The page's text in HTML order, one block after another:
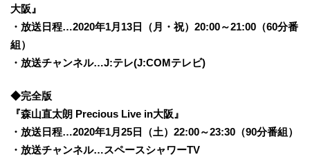
大阪』
・放送日程…2020年1月13日（月・祝）20:00～21:00（60分番
組）
・放送チャンネル…J:テレ(J:COMテレビ)
◆完全版
『森山直太朗 Precious Live in大阪』
・放送日程…2020年1月25日（土）22:00～23:30（90分番組）
・放送チャンネル…スペースシャワーTV